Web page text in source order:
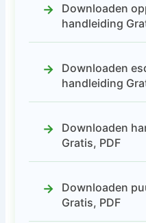
Downloaden
handleiding
Downloaden
handleiding
Downloaden
Gratis, PDF
Downloaden
Gratis, PDF